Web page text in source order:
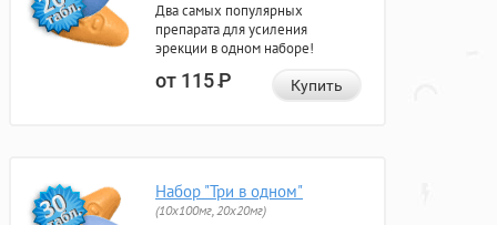
Два самых популярных
препарата для усиления
эрекции в одном наборе!
от 115Р Купить
Набор "Три в одном"
(10x100мг, 20x20мг)